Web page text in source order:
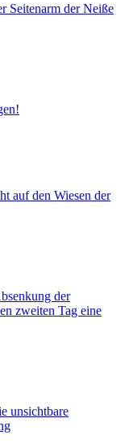
Seitenarm der Neiße
auf den Wiesen der
der
zweiten Tag eine
unsichtbare